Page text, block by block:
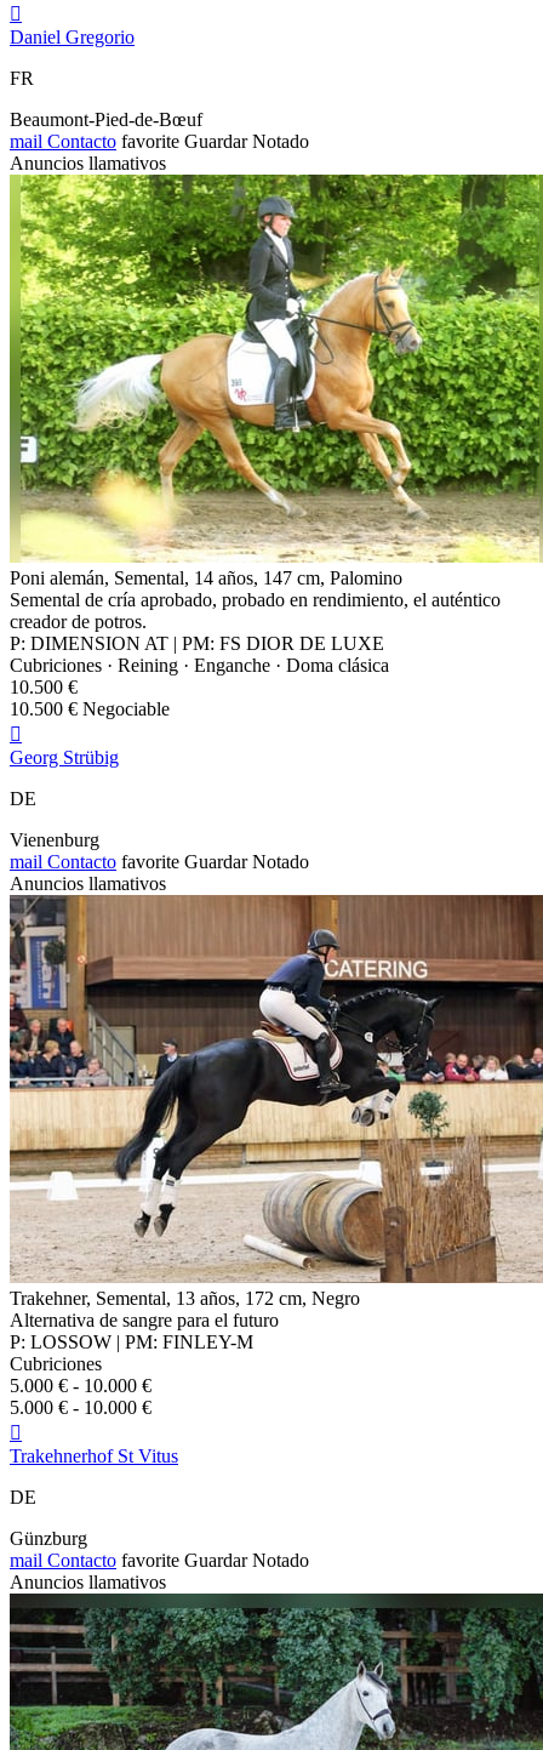

Daniel Gregorio
FR
Beaumont-Pied-de-Bœuf
mail Contacto favorite Guardar Notado
Anuncios llamativos
Poni alemán, Semental, 14 años, 147 cm, Palomino
Semental de cría aprobado, probado en rendimiento, el auténtico
creador de potros.
P: DIMENSION AT | PM: FS DIOR DE LUXE
Cubriciones · Reining · Enganche · Doma clásica
10.500 €
10.500 € Negociable

Georg Strübig
DE
Vienenburg
mail Contacto favorite Guardar Notado
Anuncios llamativos
Trakehner, Semental, 13 años, 172 cm, Negro
Alternativa de sangre para el futuro
P: LOSSOW | PM: FINLEY-M
Cubriciones
5.000 € - 10.000 €
5.000 € - 10.000 €

Trakehnerhof St Vitus
DE
Günzburg
mail Contacto favorite Guardar Notado
Anuncios llamativos